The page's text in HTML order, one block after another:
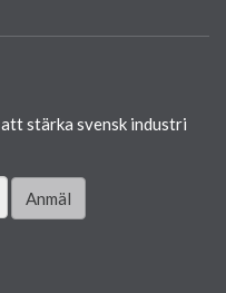
stärka svensk industri
Anmäl